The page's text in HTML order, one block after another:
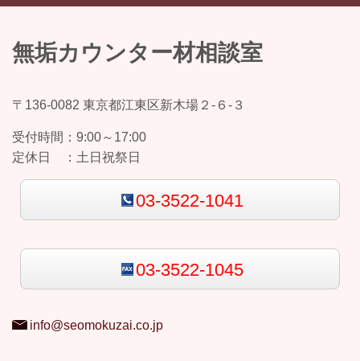
無垢カウンター材相談室
〒136-0082 東京都江東区新木場２-６-３
受付時間： 9:00～17:00
定休日 ： 土日祝祭日
03-3522-1041
03-3522-1045
info@seomokuzai.co.jp